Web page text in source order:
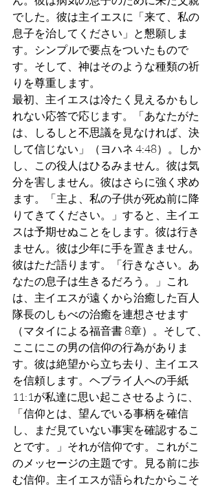
でした。彼は主イエスに「来て、私の
息子を治してください」と懇願しま
す。シンプルで要点をついたもので
す。そして、神はそのような種類の祈
りを尊重します。
最初、主イエスは冷たく見えるかもし
れない応答で応じます。「あなたがた
は、しるしと不思議を見なければ、決
して信じない」（ヨハネ 4:48）。しか
し、この役人はひるみません。彼は気
分を害しません。彼はさらに強く求め
ます。「主よ、私の子供が死ぬ前に降
りてきてください。」すると、主イエ
スは予期せぬことをします。彼は行き
ません。彼は少年に手を置きません。
彼はただ語ります。「行きなさい。あ
なたの息子は生きるだろう。」これ
は、主イエスが遠くから治癒した百人
隊長のしもべの治癒を連想させます
（マタイによる福音書 8章）。そして、
ここにこの男の信仰の行為がありま
す。彼は絶望から立ち去り、主イエス
を信頼します。ヘブライ人への手紙
11:1が私達に思い起こさせるように、
「信仰とは、望んでいる事柄を確信
し、まだ見ていない事実を確認するこ
とです。」それが信仰です。これがこ
のメッセージの主題です。見る前に歩
む信仰。主イエスが語られたからこそ